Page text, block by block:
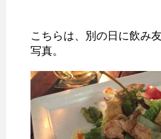
こちらは、別の日に飲み
写真。